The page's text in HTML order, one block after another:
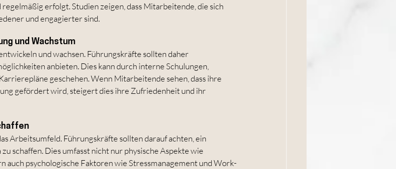
erfolgt. Studien zeigen, dass Mitarbeitende, die sich
und engagierter sind.
und Wachstum
und wachsen. Führungskräfte sollten daher
anbieten. Dies kann durch interne Schulungen,
geschehen. Wenn Mitarbeitende sehen, dass ihre
gefördert wird, steigert dies ihre Zufriedenheit und ihr
Arbeitsumfeld. Führungskräfte sollten darauf achten, ein
schaffen. Dies umfasst nicht nur physische Aspekte wie
auch psychologische Faktoren wie Stressmanagement und Work-